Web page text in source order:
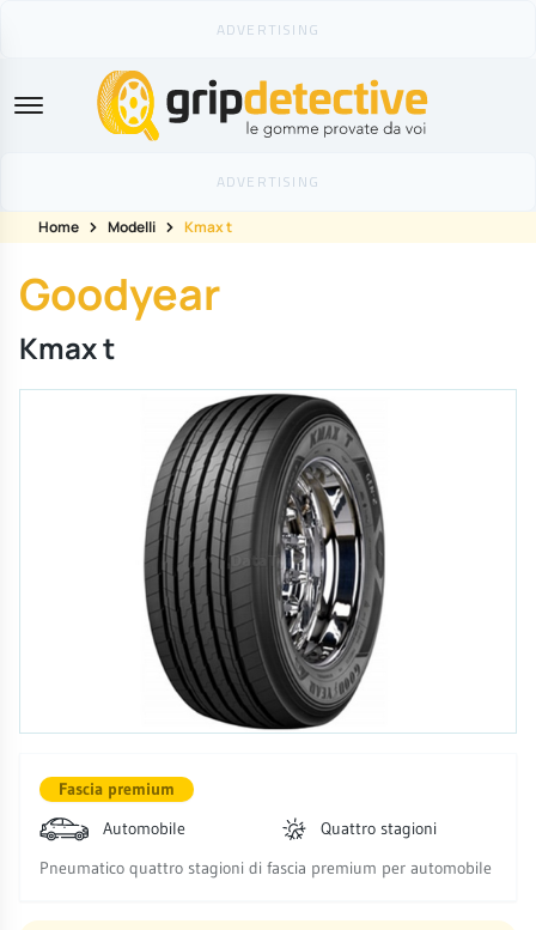
GripDetective
Home Modelli Kmax t
Goodyear
Kmax t
Fascia premium
Automobile
Quattro stagioni
Pneumatico quattro stagioni di fascia premium per automobile